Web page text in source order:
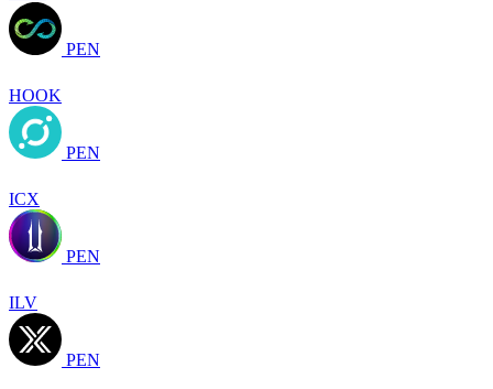
PEN
HOOK
PEN
ICX
PEN
ILV
PEN